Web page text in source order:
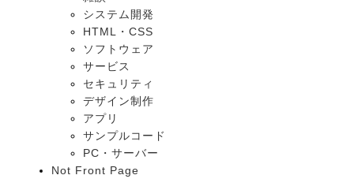
システム開発
HTML・CSS
ソフトウェア
サービス
セキュリティ
デザイン制作
アプリ
サンプルコード
PC・サーバー
Not Front Page